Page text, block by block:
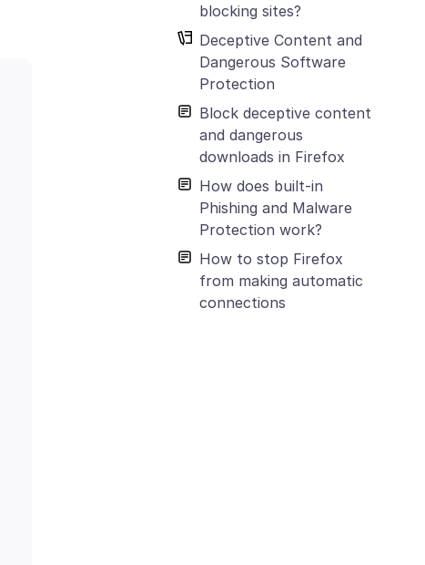
blocking sites?
Deceptive Content and
Dangerous Software
Protection
Block deceptive content
and dangerous
downloads in Firefox
How does built-in
Phishing and Malware
Protection work?
How to stop Firefox
from making automatic
connections